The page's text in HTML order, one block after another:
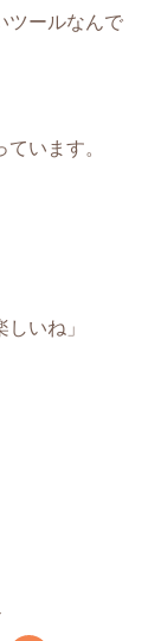
ツールなんで
います。
いね」